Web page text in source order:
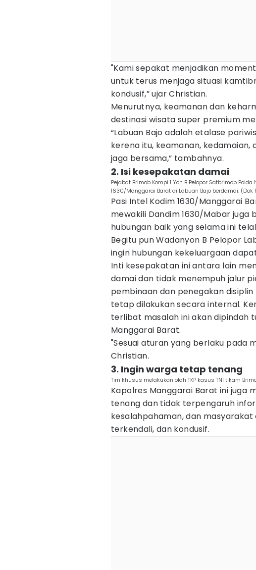
"Kami sepakat menjadikan
untuk terus menjaga situasi
kondusif,” ujar Christian.
Menurutnya, keamanan dan
destinasi wisata super premium
“Labuan Bajo adalah etalase
kerena itu, keamanan,
jaga bersama,” tambahnya.
2. Isi kesepakatan damai
Pejabat Brimob Kompi 1 Yon B Pelopor Satbrimob
1630/Manggarai Barat di Labuan Bajo berdamai. (Dok
Pasi Intel Kodim 1630/Manggarai
mewakili Dandim 1630/Mabar
hubungan baik yang selama ini
Begitu pun Wadanyon B Pelopor
ingin hubungan kekeluargaan
Inti kesepakatan ini antara lain
damai dan tidak menempuh jalur
pembinaan dan penegakan
tetap dilakukan secara internal.
terlibat masalah ini akan dipindah
Manggarai Barat.
"Sesuai aturan yang berlaku pada
Christian.
3. Ingin warga tetap tenang
Tim khusus melakukan olah TKP kasus TNI tikam
Kapolres Manggarai Barat ini juga
tenang dan tidak terpengaruh
kesalahpahaman, dan
terkendali, dan kondusif.